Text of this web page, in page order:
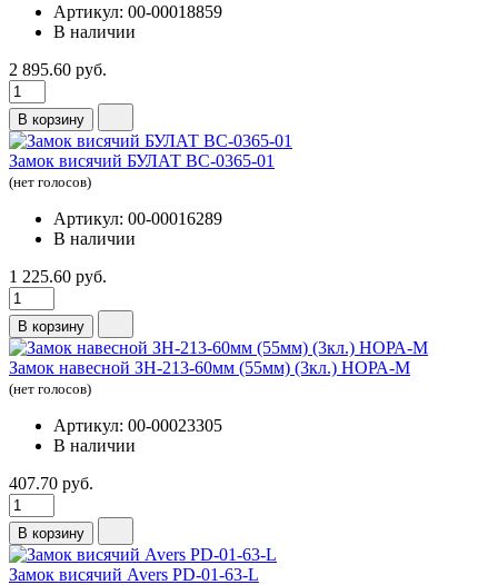
Артикул: 00-00018859
В наличии
2 895.60 руб.
В корзину
Замок висячий БУЛАТ ВС-0365-01
(нет голосов)
Артикул: 00-00016289
В наличии
1 225.60 руб.
В корзину
Замок навесной ЗН-213-60мм (55мм) (3кл.) НОРА-М
(нет голосов)
Артикул: 00-00023305
В наличии
407.70 руб.
В корзину
Замок висячий Avers PD-01-63-L